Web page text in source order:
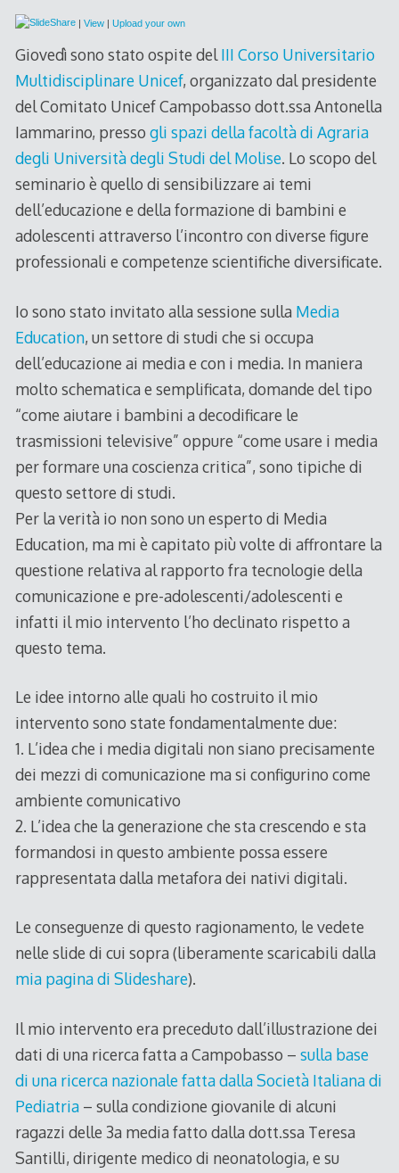
| View| Upload your own
Giovedì sono stato ospite delIII Corso Universitario
Multidisciplinare Unicef, organizzato dal presidente
del Comitato Unicef Campobasso dott.ssa Antonella
Iammarino, presso gli spazi della facoltà di Agraria
degli Università degli Studi del Molise. Lo scopo del
seminario è quello di sensibilizzare ai temi
dell’educazione e della formazione di bambini e
adolescenti attraverso l’incontro con diverse figure
professionali e competenze scientifiche diversificate.
Io sono stato invitato alla sessione sulla Media
Education, un settore di studi che si occupa
dell’educazione ai media e con i media. In maniera
molto schematica e semplificata, domande del tipo
“come aiutare i bambini a decodificare le
trasmissioni televisive” oppure “come usare i media
per formare una coscienza critica”, sono tipiche di
questo settore di studi.
Per la verità io non sono un esperto di Media
Education, ma mi è capitato più volte di affrontare la
questione relativa al rapporto fra tecnologie della
comunicazione e pre-adolescenti/adolescenti e
infatti il mio intervento l’ho declinato rispetto a
questo tema.
Le idee intorno alle quali ho costruito il mio
intervento sono state fondamentalmente due:
1. L’idea che i media digitali non siano precisamente
dei mezzi di comunicazione ma si configurino come
ambiente comunicativo
2. L’idea che la generazione che sta crescendo e sta
formandosi in questo ambiente possa essere
rappresentata dalla metafora dei nativi digitali.
Le conseguenze di questo ragionamento, le vedete
nelle slide di cui sopra (liberamente scaricabili dalla
mia pagina di Slideshare).
Il mio intervento era preceduto dall’illustrazione dei
dati di una ricerca fatta a Campobasso – sulla base
di una ricerca nazionale fatta dalla Società Italiana di
Pediatria– sulla condizione giovanile di alcuni
ragazzi delle 3a media fatto dalla dott.ssa Teresa
Santilli, dirigente medico di neonatologia, e su